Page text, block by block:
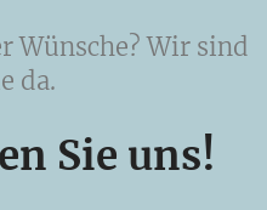
Wünsche? Wir sind
da.
Sie uns!